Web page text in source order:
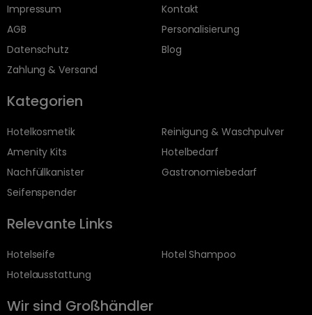
Impressum
AGB
Datenschutz
Zahlung & Versand
Kontakt
Personalisierung
Blog
Kategorien
Hotelkosmetik
Amenity Kits
Nachfüllkanister
Seifenspender
Reinigung & Waschpulver
Hotelbedarf
Gastronomiebedarf
Relevante Links
Hotelseife
Hotelausstattung
Hotel Shampoo
Wir sind Großhändler